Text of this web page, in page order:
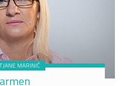
MARINIĆ
Carmen